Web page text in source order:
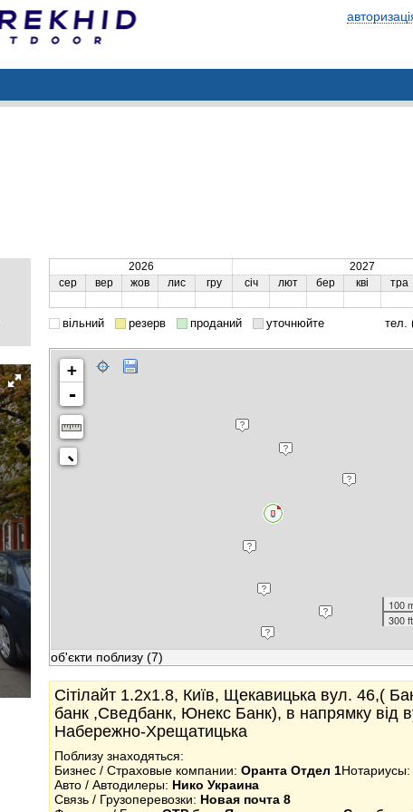
2026
2027
сер
вер жов лис гру січ лют бер кві тра
вільний резерв проданий уточнюйте
тел.
+
-
100
300 ft
об'єкти поблизу (7)
Сітілайт 1.2x1.8, Київ, Щекавицька вул. 46,(
банк ,Сведбанк, Юнекс Банк), в напрямку від
Набережно-Хрещатицька
Поблизу знаходяться:
Бизнес / Страховые компании: Оранта Отдел 1Нотариусы:
Авто / Автодилеры: Нико Украина
Связь / Грузоперевозки: Новая почта 8